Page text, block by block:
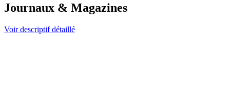
Journaux & Magazines
Voir descriptif détaillé